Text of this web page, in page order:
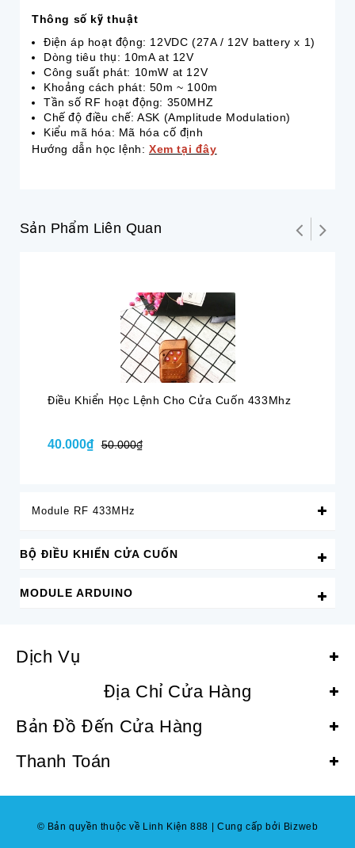
Thông số kỹ thuật
Điện áp hoạt động: 12VDC (27A / 12V battery x 1)
Dòng tiêu thụ: 10mA at 12V
Công suất phát: 10mW at 12V
Khoảng cách phát: 50m ~ 100m
Tần số RF hoạt động: 350MHZ
Chế độ điều chế: ASK (Amplitude Modulation)
Kiểu mã hóa: Mã hóa cố định
Hướng dẫn học lệnh: Xem tại đây
Sản Phẩm Liên Quan
Điều Khiển Học Lệnh Cho Cửa Cuốn 433Mhz
40.000₫ 50.000₫
Module RF 433MHz
BỘ ĐIỀU KHIỂN CỬA CUỐN
MODULE ARDUINO
Dịch Vụ
Địa Chỉ Cửa Hàng
Bản Đồ Đến Cửa Hàng
© Bản quyền thuộc về Linh Kiện 888 Cung cấp bởi Bizweb
Thanh Toán